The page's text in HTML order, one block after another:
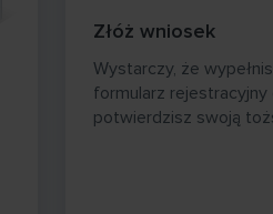
Złóż wniosek
Wystarczy, że
formularz rejestracyjny
potwierdzisz swoją